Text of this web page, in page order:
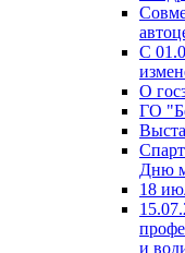
С
О
ГО
Дню
18
и